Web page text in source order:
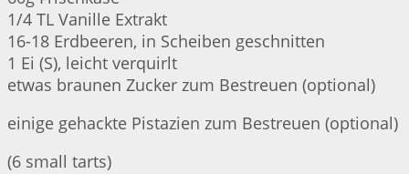
1/4 TL Vanille Extrakt
16-18 Erdbeeren, in Scheiben geschnitten
1 Ei (S), leicht verquirlt
etwas braunen Zucker zum Bestreuen (optional)
einige gehackte Pistazien zum Bestreuen (optional)
(6 small tarts)